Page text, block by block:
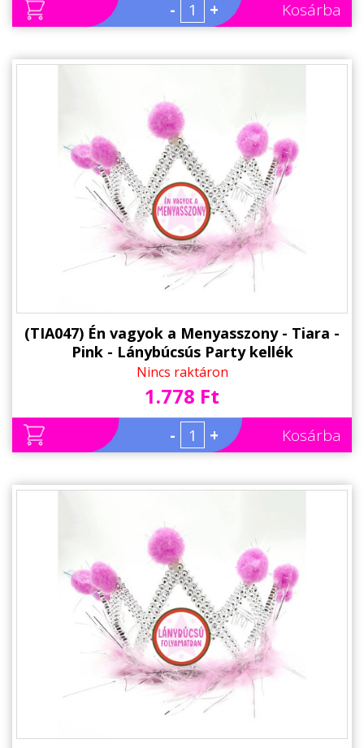
- + Kosárba
(TIA047) Én vagyok a Menyasszony - Tiara -
Pink - Lánybúcsús Party kellék
Nincs raktáron
1.778 Ft
- + Kosárba